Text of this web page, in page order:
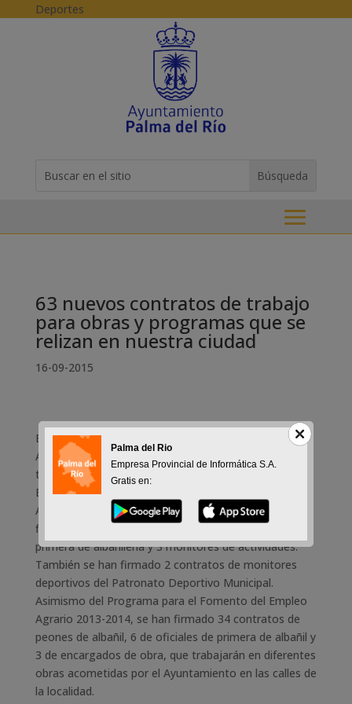
Skip to content
Deportes
for...
63 nuevos contratos de trabajo
para obras y programas que se
relizan en nuestra ciudad
16-09-2015
El alcalde de Palma del Río, José Antonio Ruiz
Almenara, firma un total de 63 nuevos contratos de
trabajo correspondientes al Plan Extraordinario de
Empleo y al Pograma para el Fomento del Empleo
Agrario. Del Plan Extraordinario del 2013 se han
firmado 13 contratos de peones, 2 de oficiales de
primera de albañilería y 3 monitores de actividades.
También se han firmado 2 contratos de monitores
deportivos del Patronato Deportivo Municipal.
Asimismo del Programa para el Fomento del Empleo
Agrario 2013-2014, se han firmado 34 contratos de
peones de albañil, 6 de oficiales de primera de albañil y
3 de encargados de obra, que trabajarán en diferentes
obras acometidas por el Ayuntamiento en las calles de
la localidad.
Palma del Rio
Empresa Provincial de Informática S.A.
Gratis en: